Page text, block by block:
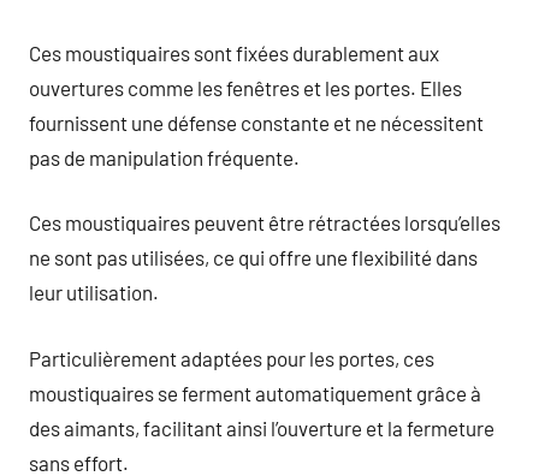
Ces moustiquaires sont fixées durablement aux
ouvertures comme les fenêtres et les portes. Elles
fournissent une défense constante et ne nécessitent
pas de manipulation fréquente.
Ces moustiquaires peuvent être rétractées lorsqu’elles
ne sont pas utilisées, ce qui offre une flexibilité dans
leur utilisation.
Particulièrement adaptées pour les portes, ces
moustiquaires se ferment automatiquement grâce à
des aimants, facilitant ainsi l’ouverture et la fermeture
sans effort.